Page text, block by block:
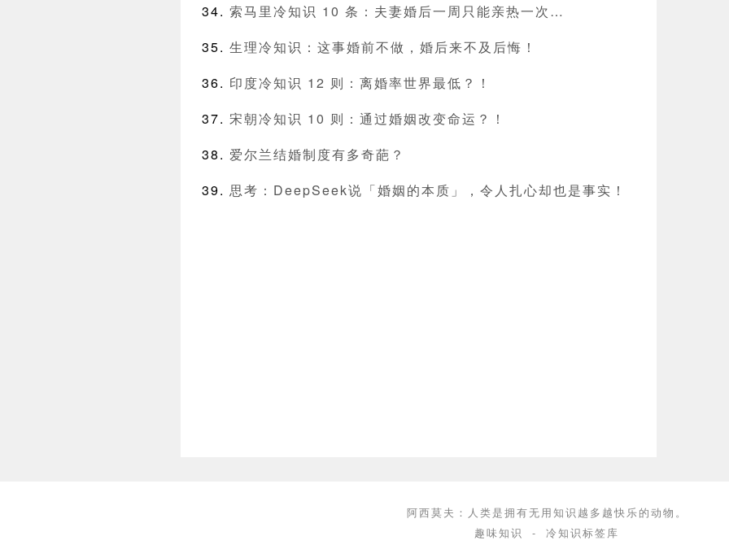
索马里冷知识 10 条：夫妻婚后一周只能亲热一次…
生理冷知识：这事婚前不做，婚后来不及后悔！
印度冷知识 12 则：离婚率世界最低？！
宋朝冷知识 10 则：通过婚姻改变命运？！
爱尔兰结婚制度有多奇葩？
思考：DeepSeek说「婚姻的本质」，令人扎心却也是事实！
阿西莫夫：人类是拥有无用知识越多越快乐的动物。
趣味知识
- 冷知识标签库